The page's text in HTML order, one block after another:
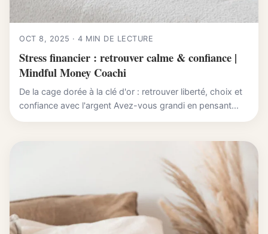
OCT 8, 2025 · 4 MIN DE LECTURE
Stress financier : retrouver calme & confiance |
Mindful Money Coachi
De la cage dorée à la clé d'or : retrouver liberté, choix et
confiance avec l'argent Avez-vous grandi en pensant...